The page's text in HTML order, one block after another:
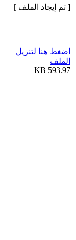
[ تم إيجاد الملف ]
اضغط هنا لتنزيل
الملف
593.97 KB